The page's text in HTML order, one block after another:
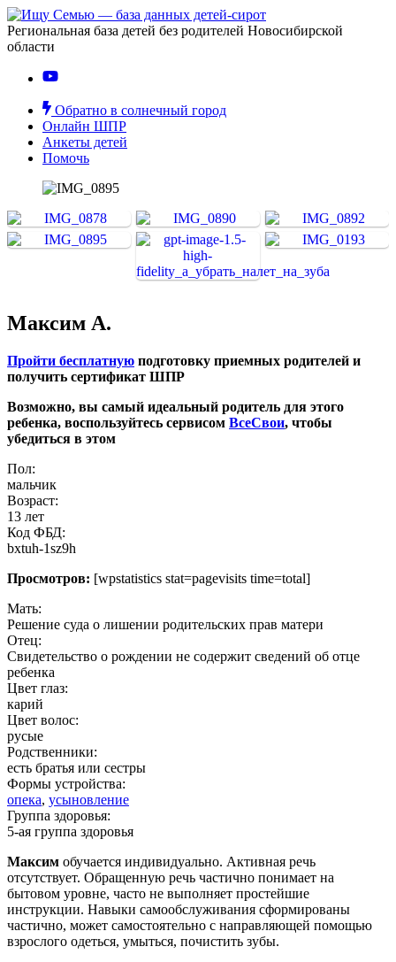
Региональная база детей без родителей Новосибирской
области
Обратно в солнечный город
Онлайн ШПР
Анкеты детей
Помочь
Максим А.
Пройти бесплатную подготовку приемных родителей и
получить сертификат ШПР
Возможно, вы самый идеальный родитель для этого
ребенка, воспользуйтесь сервисом ВсеСвои, чтобы
убедиться в этом
Пол:
мальчик
Возраст:
13 лет
Код ФБД:
bxtuh-1sz9h
Просмотров: [wpstatistics stat=pagevisits time=total]
Мать:
Решение суда о лишении родительских прав матери
Отец:
Свидетельство о рождении не содержит сведений об отце
ребенка
Цвет глаз:
карий
Цвет волос:
русые
Родственники:
есть братья или сестры
Формы устройства:
опека, усыновление
Группа здоровья:
5-ая группа здоровья
Максим обучается индивидуально. Активная речь
отсутствует. Обращенную речь частично понимает на
бытовом уровне, часто не выполняет простейшие
инструкции. Навыки самообслуживания сформированы
частично, может самостоятельно с направляющей помощью
взрослого одеться, умыться, почистить зубы.